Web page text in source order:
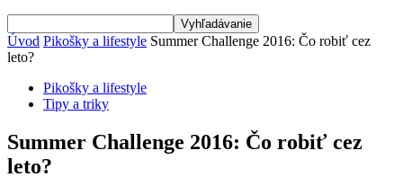
Úvod Pikošky a lifestyle Summer Challenge 2016: Čo robiť cez
leto?
Pikošky a lifestyle
Tipy a triky
Summer Challenge 2016: Čo robiť cez
leto?